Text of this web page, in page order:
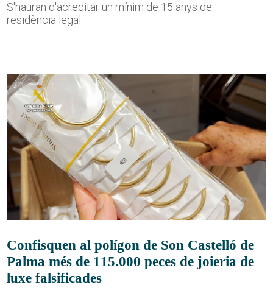
S'hauran d'acreditar un mínim de 15 anys de
residència legal
Confisquen al polígon de Son Castelló de
Palma més de 115.000 peces de joieria de
luxe falsificades